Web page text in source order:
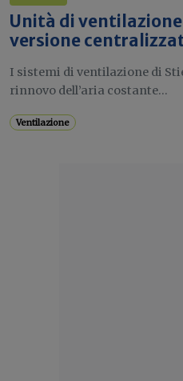
Unità di
versione
I sistemi di ventilazione di
rinnovo dell’aria costante...
Ventilazione